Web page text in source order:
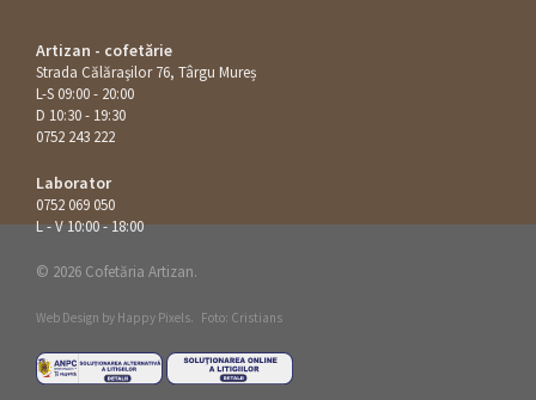
Artizan - cofetărie
Strada Călăraşilor 76, Târgu Mureș
L-S 09:00 - 20:00
D 10:30 - 19:30
0752 243 222
Laborator
0752 069 050
L - V 10:00 - 18:00
© 2026 Cofetăria Artizan.
Web Design by Happy Pixels. Foto: Cristians